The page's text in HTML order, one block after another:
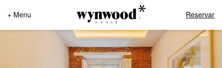
+ Menu Reservar